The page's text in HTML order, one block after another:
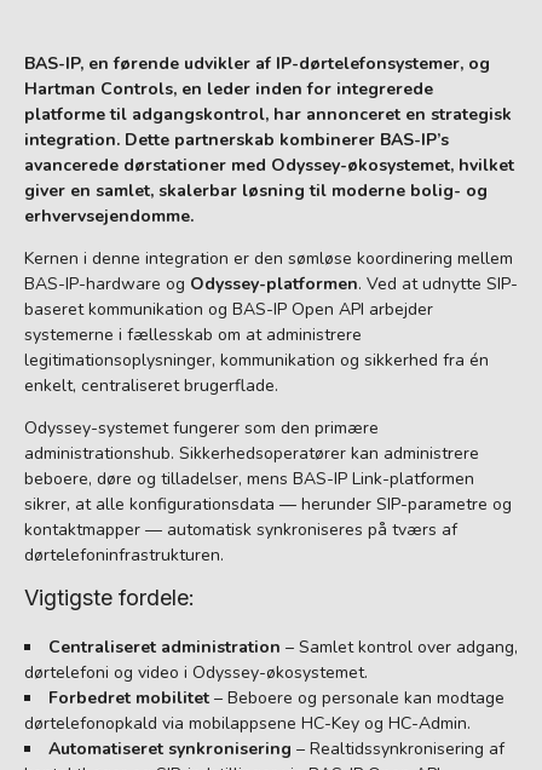
BAS-IP, en førende udvikler af IP-dørtelefonsystemer, og
Hartman Controls, en leder inden for integrerede
platforme til adgangskontrol, har annonceret en strategisk
integration. Dette partnerskab kombinerer BAS-IP’s
avancerede dørstationer med Odyssey-økosystemet, hvilket
giver en samlet, skalerbar løsning til moderne bolig- og
erhvervsejendomme.
Kernen i denne integration er den sømløse koordinering mellem
BAS-IP-hardware og Odyssey-platformen. Ved at udnytte SIP-
baseret kommunikation og BAS-IP Open API arbejder
systemerne i fællesskab om at administrere
legitimationsoplysninger, kommunikation og sikkerhed fra én
enkelt, centraliseret brugerflade.
Odyssey-systemet fungerer som den primære
administrationshub. Sikkerhedsoperatører kan administrere
beboere, døre og tilladelser, mens BAS-IP Link-platformen
sikrer, at alle konfigurationsdata — herunder SIP-parametre og
kontaktmapper — automatisk synkroniseres på tværs af
dørtelefoninfrastrukturen.
Vigtigste fordele:
Centraliseret administration – Samlet kontrol over adgang,
dørtelefoni og video i Odyssey-økosystemet.
Forbedret mobilitet – Beboere og personale kan modtage
dørtelefonopkald via mobilappsene HC-Key og HC-Admin.
Automatiseret synkronisering – Realtidssynkronisering af